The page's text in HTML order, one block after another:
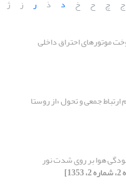
ج چ ح خ د ذ ر ز ژ
موتورهای احتراق داخلی
جمعی و تحول «از روستا
هوا بر روی شدت نور